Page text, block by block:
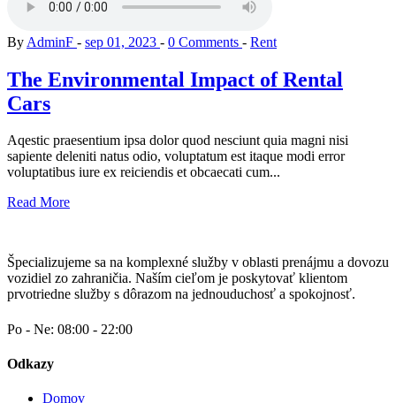
By AdminF sep 01, 2023 0 Comments Rent
The Environmental Impact of Rental
Cars
Aqestic praesentium ipsa dolor quod nesciunt quia magni nisi
sapiente deleniti natus odio, voluptatum est itaque modi error
voluptatibus iure ex reiciendis et obcaecati cum...
Read More
Špecializujeme sa na komplexné služby v oblasti prenájmu a dovozu
vozidiel zo zahraničia. Naším cieľom je poskytovať klientom
prvotriedne služby s dôrazom na jednouduchosť a spokojnosť.
Po - Ne: 08:00 - 22:00
Odkazy
Domov